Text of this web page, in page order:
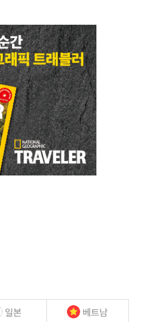
일본 베트남